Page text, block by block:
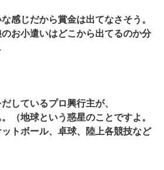
感じだから賞金は出てなさそう。
お小遣いはどこから出てるのか分
しているプロ興行主が、
（地球という惑星のことですよ。
トボール、卓球、陸上各競技など